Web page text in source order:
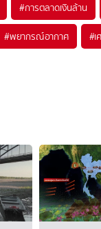
#การตลาดเงินล้าน
#พยากรณ์อากาศ #